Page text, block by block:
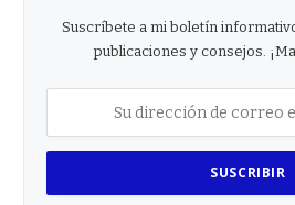
Suscríbete a mi boletín
publicaciones y consejos.